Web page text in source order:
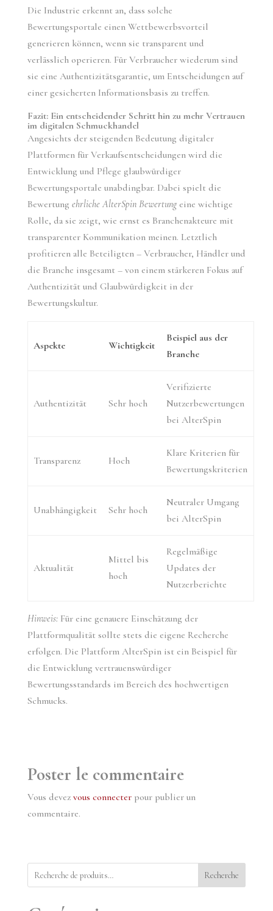
Die Industrie erkennt an, dass solche
Bewertungsportale einen Wettbewerbsvorteil
generieren können, wenn sie transparent und
verlässlich operieren. Für Verbraucher wiederum sind
sie eine Authentizitätsgarantie, um Entscheidungen auf
einer gesicherten Informationsbasis zu treffen.
Fazit: Ein entscheidender Schritt hin zu mehr Vertrauen
im digitalen Schmuckhandel
Angesichts der steigenden Bedeutung digitaler
Plattformen für Verkaufsentscheidungen wird die
Entwicklung und Pflege glaubwürdiger
Bewertungsportale unabdingbar. Dabei spielt die
Bewertung ehrliche AlterSpin Bewertungeine wichtige
Rolle, da sie zeigt, wie ernst es Branchenakteure mit
transparenter Kommunikation meinen. Letztlich
profitieren alle Beteiligten – Verbraucher, Händler und
die Branche insgesamt – von einem stärkeren Fokus auf
Authentizität und Glaubwürdigkeit in der
Bewertungskultur.
Aspekte Wichtigkeit
Beispiel aus der
Branche
Authentizität Sehr hoch
Verifizierte
Nutzerbewertungen
bei AlterSpin
Transparenz Hoch
Klare Kriterien für
Bewertungskriterien
Unabhängigkeit Sehr hoch
Neutraler Umgang
bei AlterSpin
Aktualität
Mittel bis
hoch
Regelmäßige
Updates der
Nutzerberichte
Hinweis:Für eine genauere Einschätzung der
Plattformqualität sollte stets die eigene Recherche
erfolgen. Die Plattform AlterSpin ist ein Beispiel für
die Entwicklung vertrauenswürdiger
Bewertungsstandards im Bereich des hochwertigen
Schmucks.
Poster le commentaire
Vous devez vous connecterpour publier un
commentaire.
Recherche